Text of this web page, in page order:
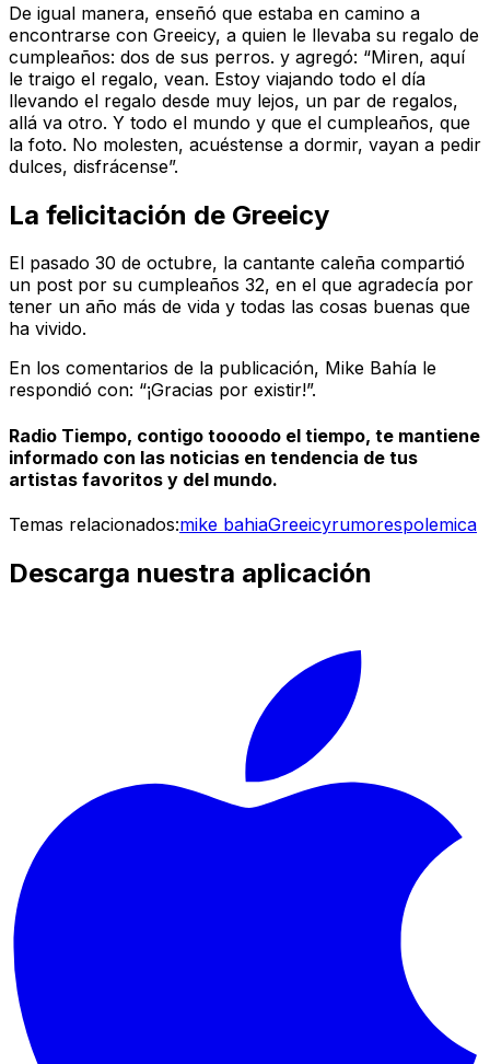
De igual manera, enseñó que estaba en camino a
encontrarse con Greeicy, a quien le llevaba su regalo de
cumpleaños: dos de sus perros. y agregó: “Miren, aquí
le traigo el regalo, vean. Estoy viajando todo el día
llevando el regalo desde muy lejos, un par de regalos,
allá va otro. Y todo el mundo y que el cumpleaños, que
la foto. No molesten, acuéstense a dormir, vayan a pedir
dulces, disfrácense”.
La felicitación de Greeicy
El pasado 30 de octubre, la cantante caleña compartió
un post por su cumpleaños 32, en el que agradecía por
tener un año más de vida y todas las cosas buenas que
ha vivido.
En los comentarios de la publicación, Mike Bahía le
respondió con: “¡Gracias por existir!”.
Radio Tiempo, contigo toooodo el tiempo, te mantiene
informado con las noticias en tendencia de tus
artistas favoritos y del mundo.
Temas relacionados:mike bahiaGreeicyrumorespolemica
Descarga nuestra aplicación